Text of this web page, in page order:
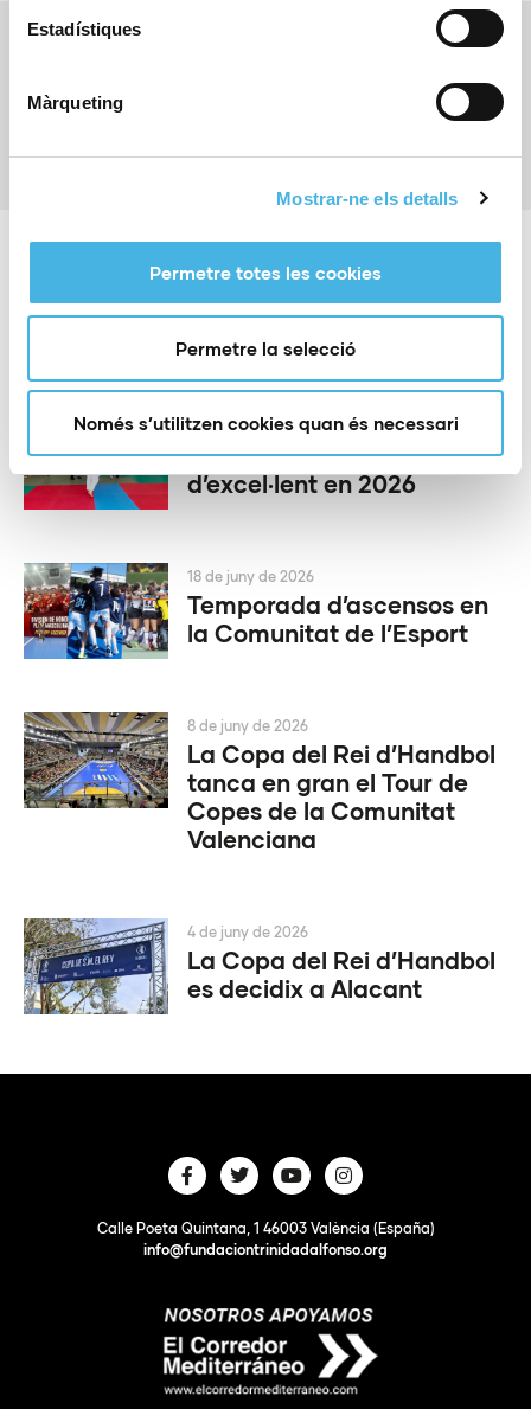
Estadístiques
Màrqueting
Mostrar-ne els detalls
Permetre totes les cookies
Permetre la selecció
Només s’utilitzen cookies quan és necessari
Anterior
Sambo arriben a la Comunitat de l’Esport
Siguiente
Noticias relacionadas
Un +Esport a l’Escola
d’excel·lent en 2026
1 de juliol de 2026
Temporada d’ascensos en
la Comunitat de l’Esport
18 de juny de 2026
La Copa del Rei d’Handbol
tanca en gran el Tour de
Copes de la Comunitat
Valenciana
8 de juny de 2026
La Copa del Rei d’Handbol
es decidix a Alacant
4 de juny de 2026
Calle Poeta Quintana, 1 46003 València (España)
info@fundaciontrinidadalfonso.org